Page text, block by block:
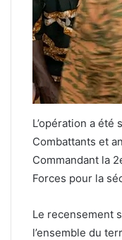
L’opération a
Combattants et
Commandant la
Forces pour la
Le recensement
l’ensemble du